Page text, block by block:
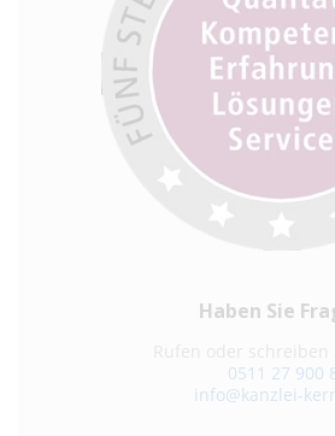
Haben Sie
0511 27 900
info@kanzlei-